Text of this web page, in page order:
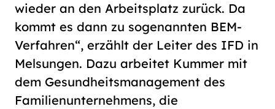
wieder an den Arbeitsplatz zurück. Da
kommt es dann zu sogenannten BEM-
Verfahren“, erzählt der Leiter des IFD in
Melsungen. Dazu arbeitet Kummer mit
dem Gesundheitsmanagement des
Familienunternehmens, die